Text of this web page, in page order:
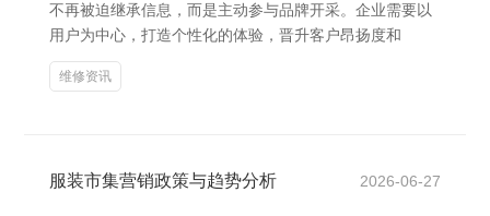
不再被迫继承信息，而是主动参与品牌开采。企业需要以
用户为中心，打造个性化的体验，晋升客户昂扬度和
维修资讯
服装市集营销政策与趋势分析 2026-06-27